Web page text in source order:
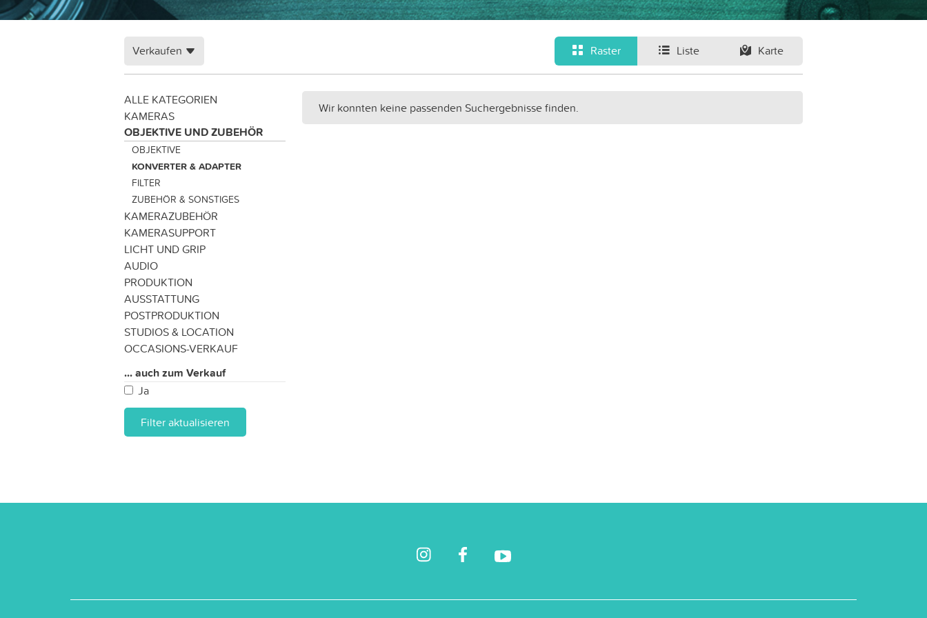
Raster Liste Karte
Verkaufen
ALLE KATEGORIEN
KAMERAS
OBJEKTIVE UND ZUBEHÖR
OBJEKTIVE
KONVERTER & ADAPTER
FILTER
ZUBEHÖR & SONSTIGES
KAMERAZUBEHÖR
KAMERASUPPORT
LICHT UND GRIP
AUDIO
PRODUKTION
AUSSTATTUNG
POSTPRODUKTION
STUDIOS & LOCATION
OCCASIONS-VERKAUF
... auch zum Verkauf
Ja
Filter aktualisieren
Wir konnten keine passenden Suchergebnisse finden.